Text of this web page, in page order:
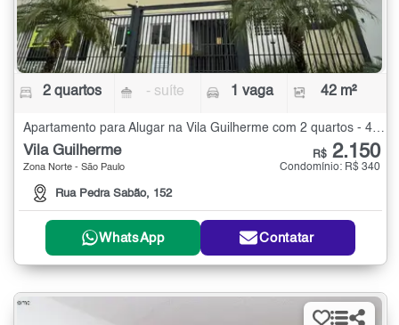
2 quartos - suíte 1 vaga 42 m²
Apartamento para Alugar na Vila Guilherme com 2 quartos - 42 m²
Vila Guilherme
Zona Norte - São Paulo
Rua Pedra Sabão, 152
R$ 2.150
Condomínio: R$ 340
WhatsApp Contatar